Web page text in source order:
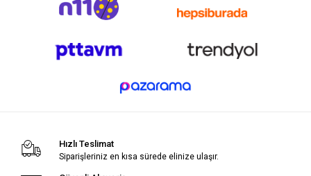
Hızlı Teslimat
Siparişleriniz en kısa sürede elinize ulaşır.